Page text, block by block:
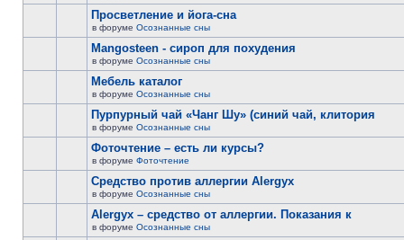
Просветление и йога-сна
в форуме Осознанные сны
Mangosteen - сироп для похудения
в форуме Осознанные сны
Мебель каталог
в форуме Осознанные сны
Пурпурный чай «Чанг Шу» (синий чай, клитория
в форуме Осознанные сны
Фоточтение – есть ли курсы?
в форуме Фоточтение
Cредство против аллергии Alergyx
в форуме Осознанные сны
Alergyx – средство от аллергии. Показания к
в форуме Осознанные сны